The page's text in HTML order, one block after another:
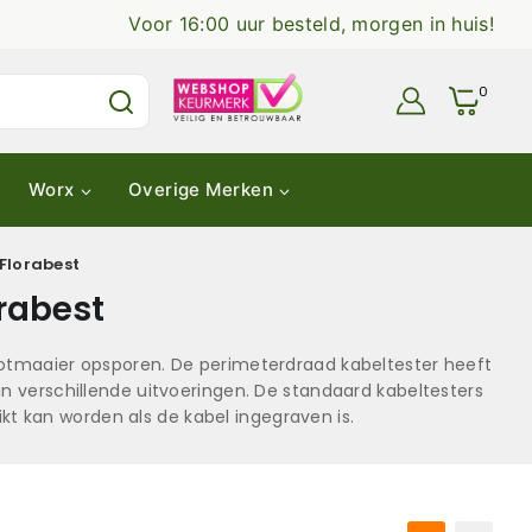
Voor 16:00 uur besteld, morgen in huis!
0
Worx Overige Merken
opsporen. De perimeterdraad kabeltester heeft
verschillende uitvoeringen. De standaard kabeltesters
kan worden als de kabel ingegraven is.